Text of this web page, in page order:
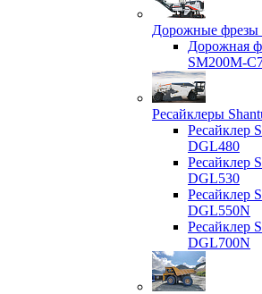
Дорожные фрезы
Дорожная
SM200M-
Ресайклеры
Ресайклер
DGL480
Ресайклер
DGL530
Ресайклер
DGL550N
Ресайклер
DGL700N